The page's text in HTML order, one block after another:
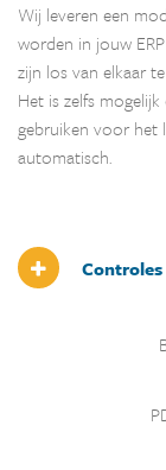
Wij leveren een
worden in jouw
zijn los van elkaar
Het is zelfs
gebruiken voor het
automatisch.